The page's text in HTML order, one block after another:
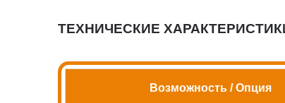
ТЕХНИЧЕСКИЕ
Возможность / Опция